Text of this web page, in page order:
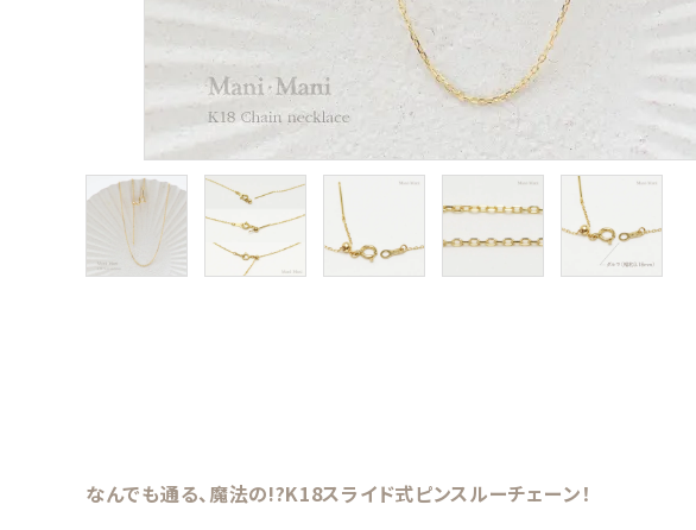
なんでも通る、魔法の!?K18スライド式ピンスルーチェーン！